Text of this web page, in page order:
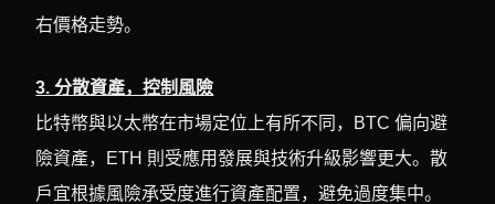
右價格走勢。
3. 分散資產，控制風險
比特幣與以太幣在市場定位上有所不同，BTC 偏向避
險資產，ETH 則受應用發展與技術升級影響更大。散
戶宜根據風險承受度進行資產配置，避免過度集中。